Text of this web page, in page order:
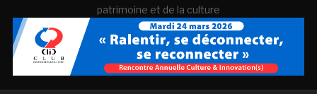
patrimoine et de la culture